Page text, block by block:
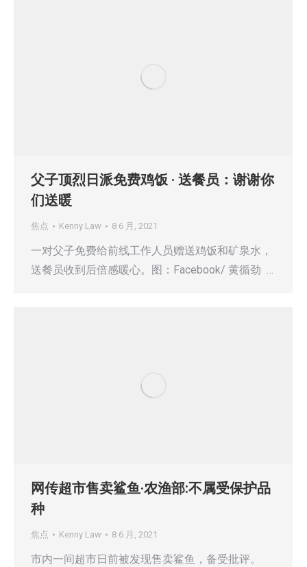
父子顶烈日派免费鸡饭 · 送餐员：谢谢你
们送暖
焦点 Kenny Law 8 6 月, 2021
一对父子免费给前线工作人员赠送鸡饭和矿泉水，
送餐员收到后倍感暖心。图：Facebook/ 黄循劲 …
网传超市售卖鲨鱼·农渔部:不属受保护品
种
焦点 Kenny Law 8 6 月, 2021
市内一间超市日前被发现售卖鲨鱼，备受批评。